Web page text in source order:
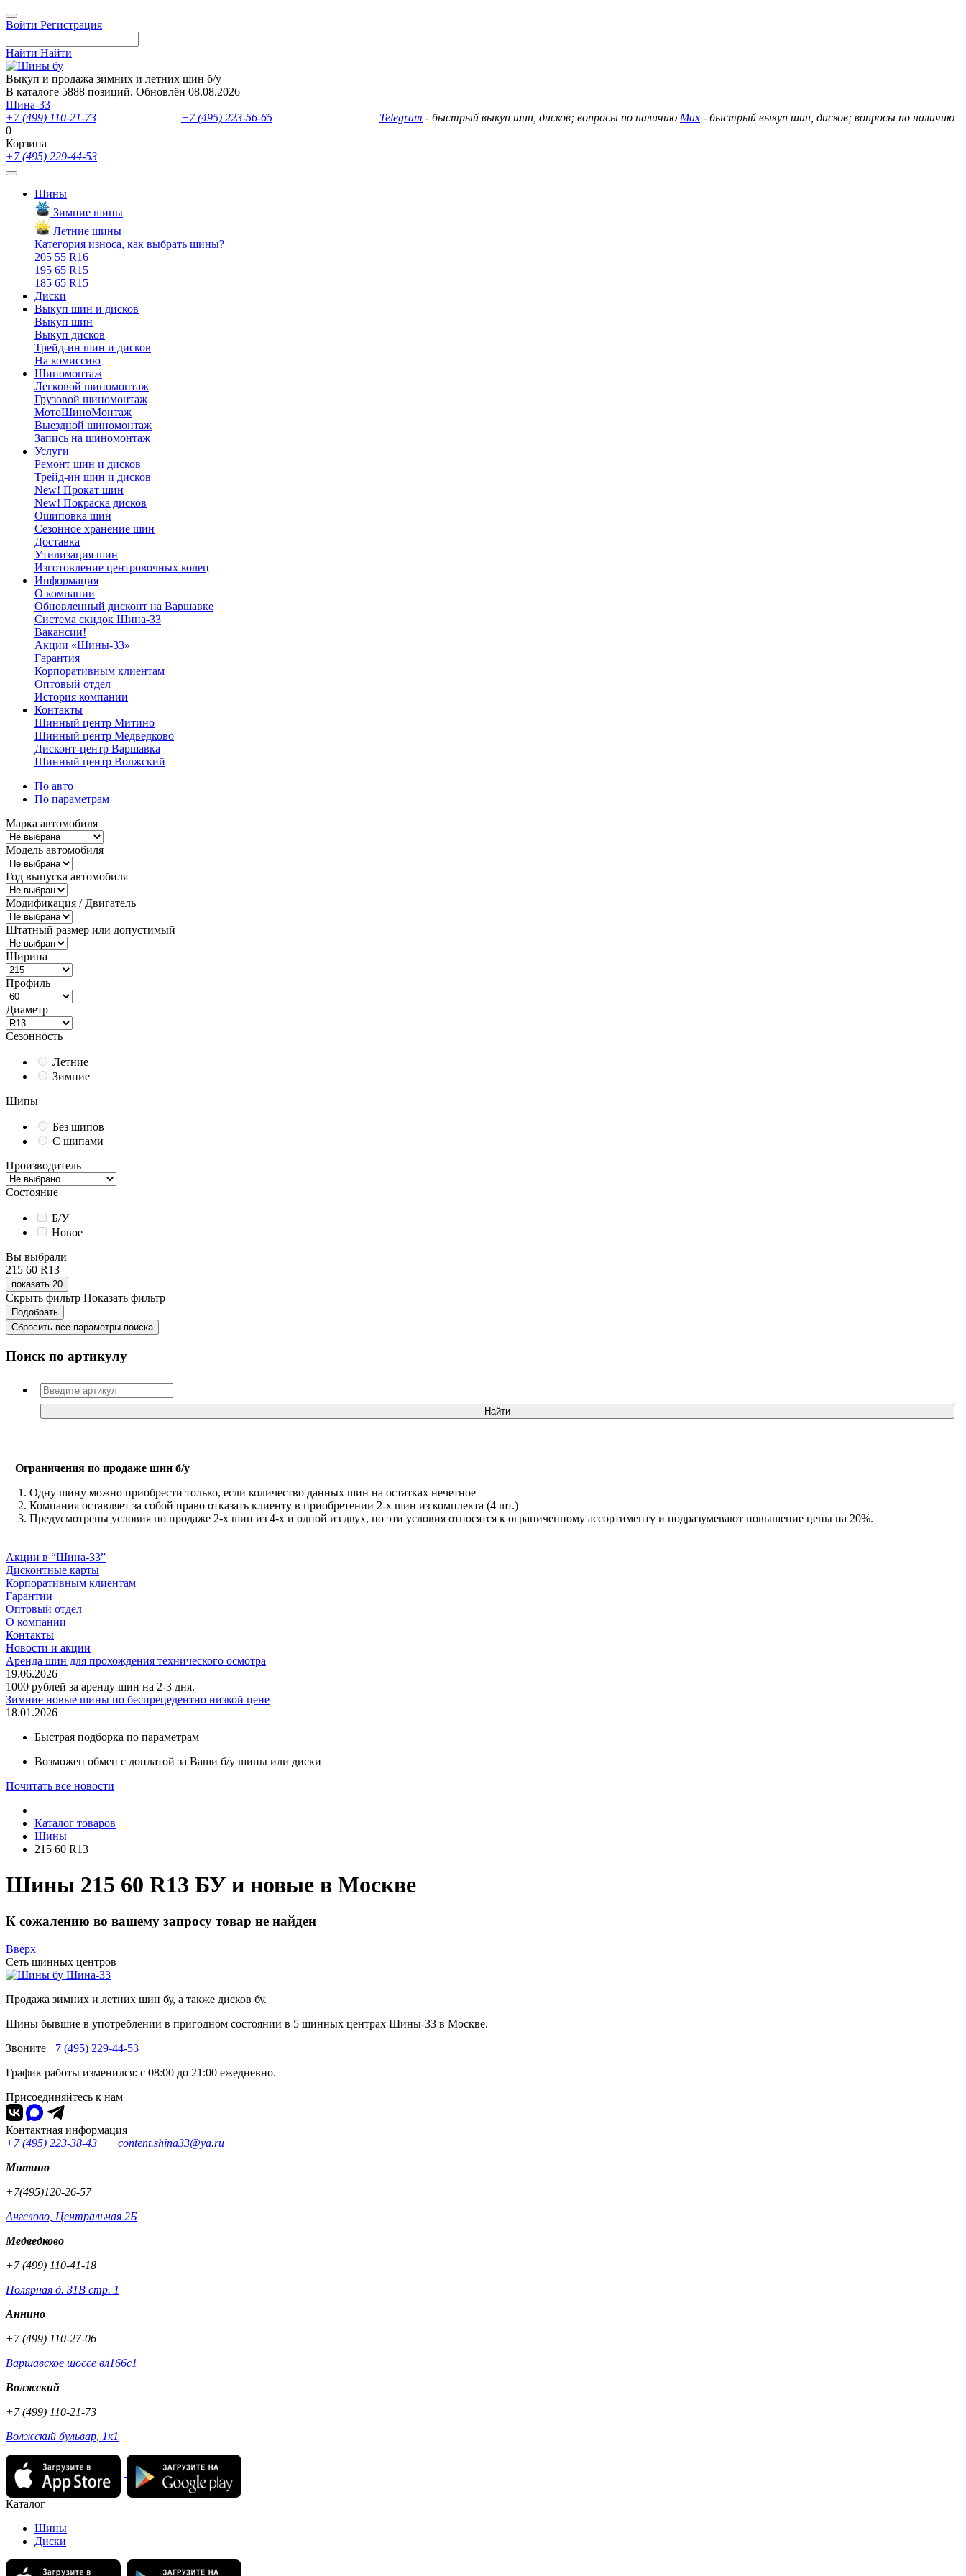
Войти Регистрация
Найти Найти
Выкуп и продажа зимних и летних шин б/у
В каталоге 5888 позиций. Обновлён 08.08.2026
Шина-33
+7 (499) 110-21-73
+7 (495) 223-56-65 Telegram - быстрый выкуп шин, дисков; вопросы по наличию Max - быстрый выкуп шин, дисков; вопросы по наличию
0
Корзина
+7 (495) 229-44-53
Шины
Зимние шины
Летние шины
Категория износа, как выбрать шины?
205 55 R16
195 65 R15
185 65 R15
Диски
Выкуп шин и дисков
Выкуп шин
Выкуп дисков
Трейд-ин шин и дисков
На комиссию
Шиномонтаж
Легковой шиномонтаж
Грузовой шиномонтаж
МотоШиноМонтаж
Выездной шиномонтаж
Запись на шиномонтаж
Услуги
Ремонт шин и дисков
Трейд-ин шин и дисков
New! Прокат шин
New! Покраска дисков
Ошиповка шин
Сезонное хранение шин
Доставка
Утилизация шин
Изготовление центровочных колец
Информация
О компании
Обновленный дисконт на Варшавке
Система скидок Шина-33
Вакансии!
Акции «Шины-33»
Гарантия
Корпоративным клиентам
Оптовый отдел
История компании
Контакты
Шинный центр Митино
Шинный центр Медведково
Дисконт-центр Варшавка
Шинный центр Волжский
По авто
По параметрам
Марка автомобиля
Модель автомобиля
Год выпуска автомобиля
Модификация / Двигатель
Штатный размер или допустимый
Ширина
Профиль
Диаметр
Сезонность
Летние
Зимние
Шипы
Без шипов
С шипами
Производитель
Состояние
Б/У
Новое
Вы выбрали
215 60 R13
показать 20
Скрыть фильтр Показать фильтр
Сбросить все параметры поиска
Поиск по артикулу
Ограничения по продаже шин б/у
Одну шину можно приобрести только, если количество данных шин на остатках нечетное
Компания оставляет за собой право отказать клиенту в приобретении 2-х шин из комплекта (4 шт.)
Предусмотрены условия по продаже 2-х шин из 4-х и одной из двух, но эти условия относятся к ограниченному ассортименту и подразумевают повышение цены на 20%.
Акции в “Шина-33”
Дисконтные карты
Корпоративным клиентам
Гарантии
Оптовый отдел
О компании
Контакты
Новости и акции
Аренда шин для прохождения технического осмотра
19.06.2026
1000 рублей за аренду шин на 2-3 дня.
Зимние новые шины по беспрецедентно низкой цене
18.01.2026
Быстрая подборка по параметрам
Возможен обмен с доплатой за Ваши б/у шины или диски
Почитать все новости
Каталог товаров
Шины
215 60 R13
Шины 215 60 R13 БУ и новые в Москве
К сожалению во вашему запросу товар не найден
Вверх
Сеть шинных центров
Шина-33
Продажа зимних и летних шин бу, а также дисков бу.
Шины бывшие в употреблении в пригодном состоянии в 5 шинных центрах Шины-33 в Москве.
Звоните +7 (495) 229-44-53
График работы изменился: с 08:00 до 21:00 ежедневно.
Присоединяйтесь к нам
Контактная информация
+7 (495) 223-38-43
content.shina33@ya.ru
Митино
+7(495)120-26-57
Ангелово, Центральная 2Б
Медведково
+7 (499) 110-41-18
Полярная д. 31В стр. 1
Аннино
+7 (499) 110-27-06
Варшавское шоссе вл166с1
Волжский
+7 (499) 110-21-73
Волжский бульвар, 1к1
Каталог
Шины
Диски